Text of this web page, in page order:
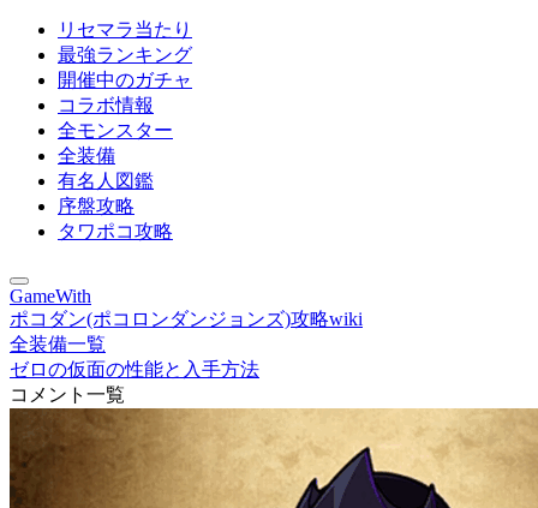
リセマラ当たり
最強ランキング
開催中のガチャ
コラボ情報
全モンスター
全装備
有名人図鑑
序盤攻略
タワポコ攻略
GameWith
ポコダン(ポコロンダンジョンズ)攻略wiki
全装備一覧
ゼロの仮面の性能と入手方法
コメント一覧